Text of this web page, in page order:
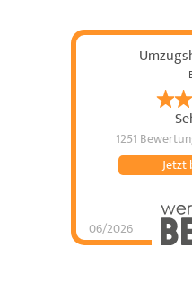
1251
06/2026
Jetzt